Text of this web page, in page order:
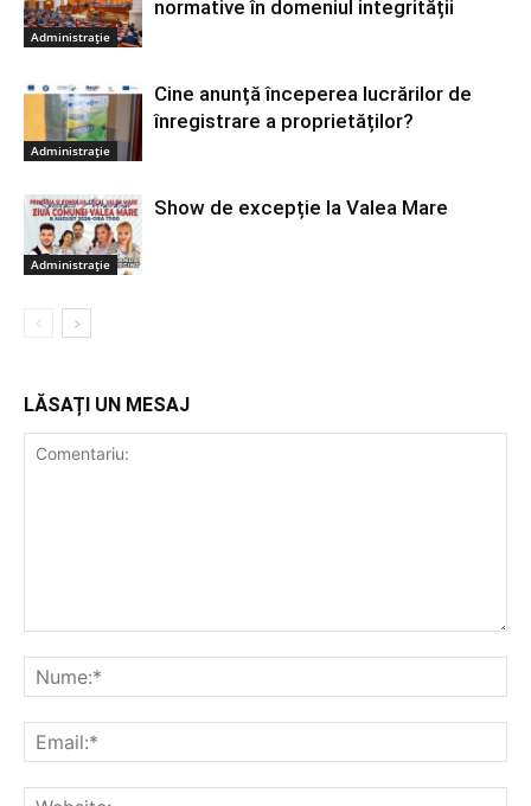
Administrație
normative în domeniul integrității
Administrație
Cine anunță începerea lucrărilor de
înregistrare a proprietăților?
Administrație
Show de excepție la Valea Mare
LĂSAȚI UN MESAJ